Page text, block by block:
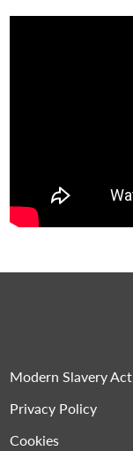
Modern Slavery
Privacy Policy
Cookies